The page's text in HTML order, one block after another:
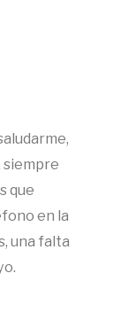
siempre
que
en la
una falta